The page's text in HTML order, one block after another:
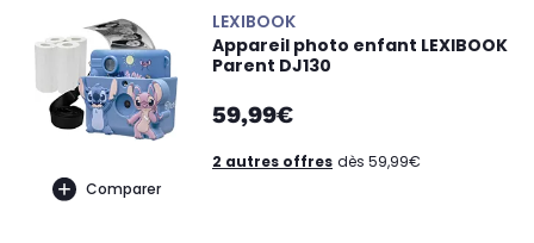
Comparer
LEXIBOOK
Appareil photo enfant LEXIBOOK
Parent DJ130
59,99€
2 autres offres dès 59,99€